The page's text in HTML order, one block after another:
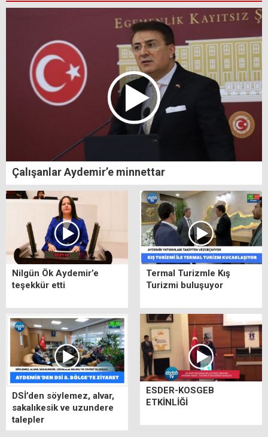
Çalışanlar Aydemir’e minnettar
Nilgün Ök Aydemir’e
teşekkür etti
Termal Turizmle Kış
Turizmi buluşuyor
DSİ’den söylemez, alvar,
sakalıkesik ve uzundere
talepler
ESDER-KOSGEB
ETKİNLİĞİ